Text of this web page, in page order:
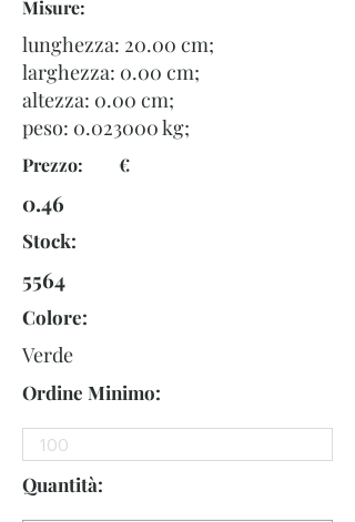
Misure:
lunghezza: 20.00 cm;
larghezza: 0.00 cm;
altezza: 0.00 cm;
peso: 0.023000kg;
Prezzo: €
0.46
Stock:
5564
Colore:
Verde
Ordine Minimo:
Quantità: